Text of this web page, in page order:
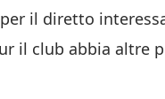
il diretto
il club abbia altre